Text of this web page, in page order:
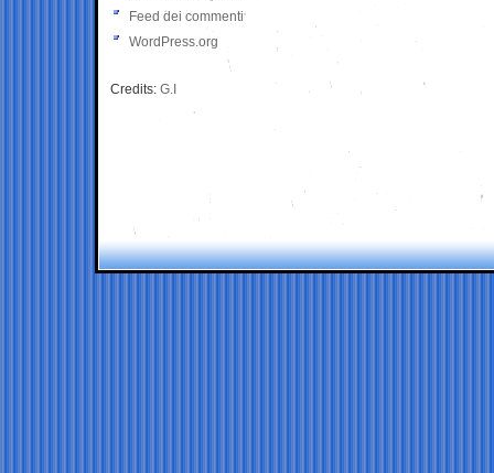
Feed dei commenti
WordPress.org
Credits: G.I